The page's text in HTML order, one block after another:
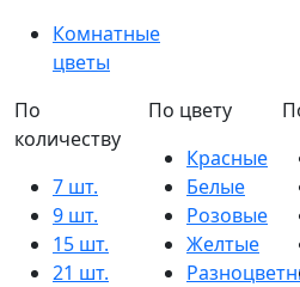
Комнатные
цветы
По
количеству
7 шт.
9 шт.
15 шт.
21 шт.
По цвету
Красные
Белые
Розовые
Желтые